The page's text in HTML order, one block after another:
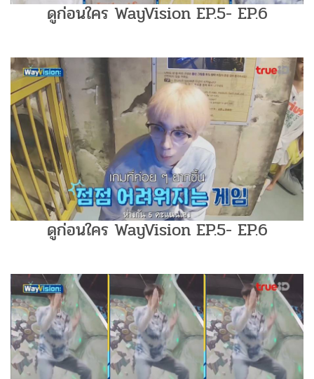
ดูก่อนใคร WayVision EP.5- EP.6
ดูก่อนใคร WayVision EP.5- EP.6